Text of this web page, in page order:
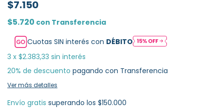
$7.150
$5.720 con Transferencia
Cuotas SIN interés con DÉBITO
3 x $2.383,33 sin interés
20% de descuento pagando con Transferencia
Ver más detalles
Envío gratis superando los $150.000